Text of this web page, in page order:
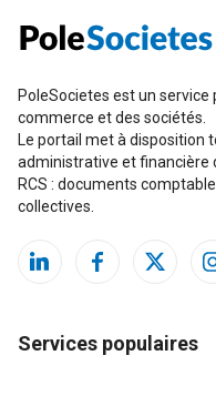
PoleSocietes est un
commerce et des sociétés.
Le portail met à disposition
administrative et financière
RCS : documents
collectives.
Services populaires